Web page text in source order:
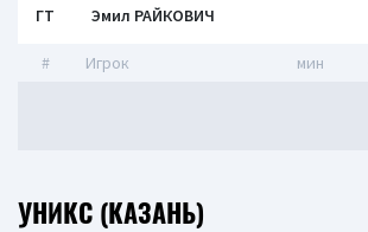
ГТ Эмил РАЙКОВИЧ
# Игрок мин
УНИКС (КАЗАНЬ)